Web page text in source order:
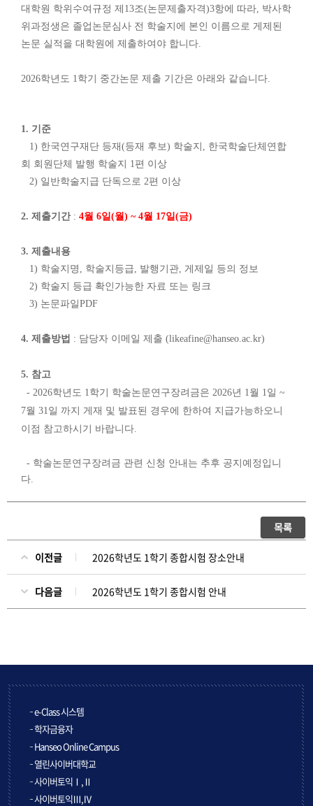
대학원 학위수여규정 제13조(논문제출자격)3항에 따라, 박사학
위과정생은 졸업논문심사 전 학술지에 본인 이름으로 게제된
논문 실적을 대학원에 제출하여야 합니다.
2026학년도 1학기 중간논문 제출 기간은 아래와 같습니다.
1. 기준
1) 한국연구재단 등재 (등재 후보) 학술지 , 한국학술단체연합
회 회원단체 발행 학술지 1편 이상
2) 일반학술지급 단독으로 2편 이상
2. 제출기간: 4월 6일(월) ~ 4월 17일(금)
3. 제출내용
1) 학술지명, 학술지등급, 발행기관, 게제일 등의 정보
2) 학술지 등급 확인가능한 자료 또는 링크
3) 논문파일PDF
4. 제출방법 : 담당자 이메일 제출 (likeafine@hanseo.ac.kr)
5. 참고
- 2026학년도 1학기 학술논문연구장려금은 2026년 1월 1일 ~
7월 31일 까지 게재 및 발표된 경우에 한하여 지급가능하오니
이점 참고하시기 바랍니다.
- 학술논문연구장려금 관련 신청 안내는 추후 공지예정입니
다.
목록
이전글 2026학년도 1학기 종합시험 장소안내
다음글 2026학년도 1학기 종합시험 안내
e-Class 시스템
학자금융자
Hanseo Online Campus
열린사이버대학교
사이버토익Ⅰ,Ⅱ
사이버토익Ⅲ,Ⅳ